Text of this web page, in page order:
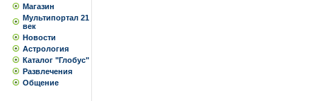
Магазин
Мультипортал 21
век
Новости
Астрология
Каталог "Глобус"
Развлечения
Общение